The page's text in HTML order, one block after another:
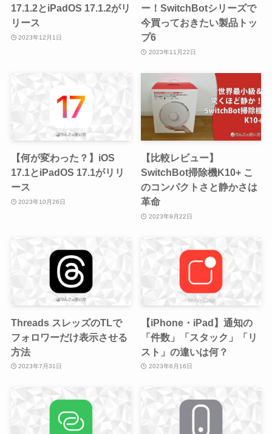
17.1.2とiPadOS 17.1.2がリ
リース
2023年12月1日
ー！SwitchBotシリーズで
今買っておきたい製品トッ
プ6
2023年11月22日
【何が変わった？】iOS
17.1とiPadOS 17.1がリリ
ース
2023年10月26日
【比較レビュー】
SwitchBot掃除機K10+ こ
のコンパクトさと静かさは
革命
2023年9月22日
Threads スレッズのTLで
フォロワーだけ表示させる
方法
2023年7月31日
【iPhone・iPad】通知の
「件数」「スタック」「リ
スト」の違いは何？
2023年6月16日